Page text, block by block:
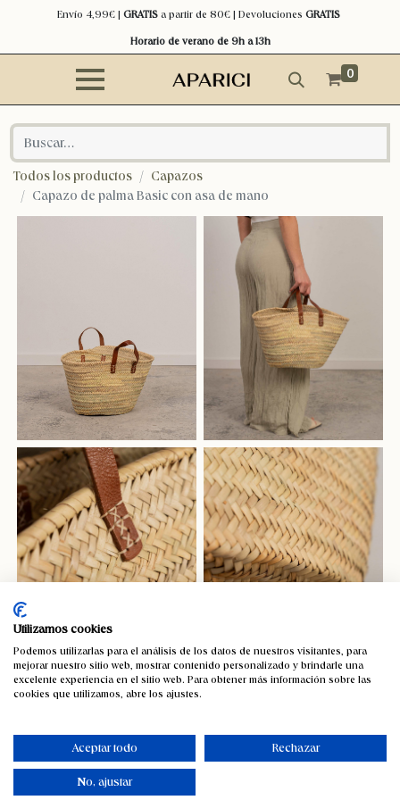
Envío 4,99€ | GRATISa partir de 80€ | Devoluciones GRATIS
Horario de verano de 9h a 13h
0
Todos los productos
Capazos
Capazo de palma Basic con asa de mano
Capazo de palma Basic con asa de
mano
16,56€ IVA incluido
Utilizamos cookies
Podemos utilizarlas para el análisis de los datos de nuestros visitantes, para
mejorar nuestro sitio web, mostrar contenido personalizado y brindarle una
excelente experiencia en el sitio web. Para obtener más información sobre las
cookies que utilizamos, abre los ajustes.
Aceptar todo Rechazar
No, ajustar